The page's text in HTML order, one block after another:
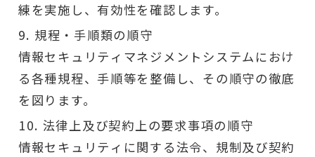
練を実施し、有効性を確認します。
規程・手順類の順守
情報セキュリティマネジメントシステムにおけ
る各種規程、手順等を整備し、その順守の徹底
を図ります。
法律上及び契約上の要求事項の順守
情報セキュリティに関する法令、規制及び契約